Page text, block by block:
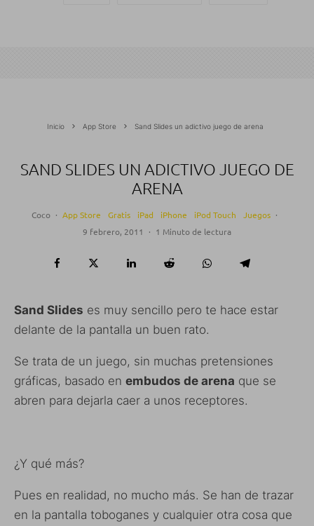
Inicio App Store Sand Slides un adictivo juego de arena
SAND SLIDES UN ADICTIVO JUEGO DE
ARENA
Coco · App Store Gratis iPad iPhone iPod Touch Juegos ·
9 febrero, 2011
· 1 Minuto de lectura
Sand Slides es muy sencillo pero te hace estar
delante de la pantalla un buen rato.
Se trata de un juego, sin muchas pretensiones
gráficas, basado en embudos de arena que se
abren para dejarla caer a unos receptores.
¿Y qué más?
Pues en realidad, no mucho más. Se han de trazar
en la pantalla toboganes y cualquier otra cosa que